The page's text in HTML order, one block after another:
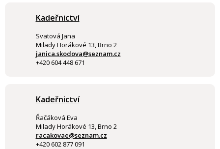
Kadeřnictví
Svatová Jana
Milady Horákové 13, Brno 2
janica.skodova@seznam.cz
+420 604 448 671
Kadeřnictví
Řačáková Eva
Milady Horákové 13, Brno 2
racakovae@seznam.cz
+420 602 877 091